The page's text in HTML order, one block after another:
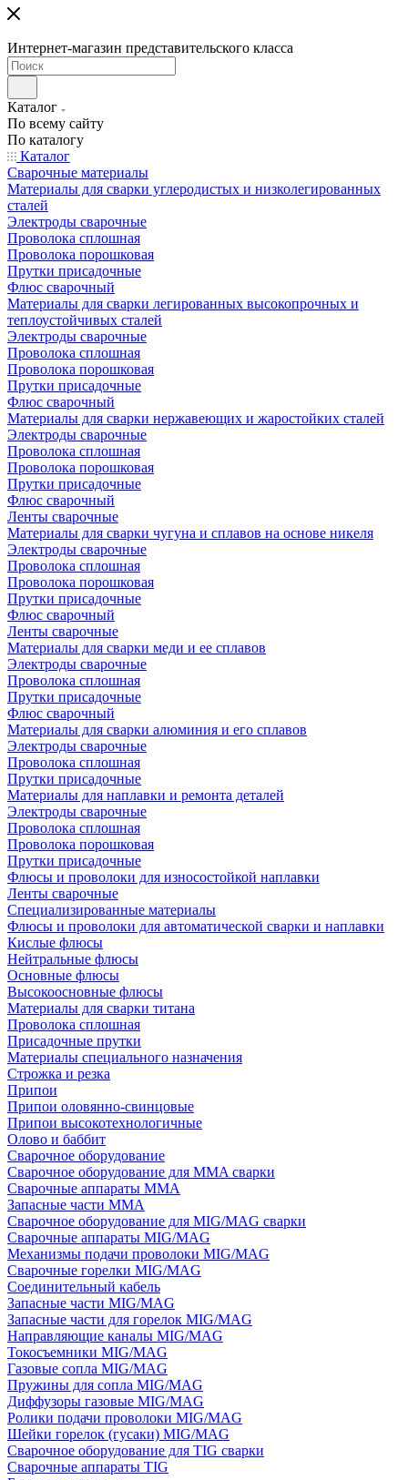
Интернет-магазин представительского класса
Каталог
По всему сайту
По каталогу
Каталог
Сварочные материалы
Материалы для сварки углеродистых и низколегированных
сталей
Электроды сварочные
Проволока сплошная
Проволока порошковая
Прутки присадочные
Флюс сварочный
Материалы для сварки легированных высокопрочных и
теплоустойчивых сталей
Электроды сварочные
Проволока сплошная
Проволока порошковая
Прутки присадочные
Флюс сварочный
Материалы для сварки нержавеющих и жаростойких сталей
Электроды сварочные
Проволока сплошная
Проволока порошковая
Прутки присадочные
Флюс сварочный
Ленты сварочные
Материалы для сварки чугуна и сплавов на основе никеля
Электроды сварочные
Проволока сплошная
Проволока порошковая
Прутки присадочные
Флюс сварочный
Ленты сварочные
Материалы для сварки меди и ее сплавов
Электроды сварочные
Проволока сплошная
Прутки присадочные
Флюс сварочный
Материалы для сварки алюминия и его сплавов
Электроды сварочные
Проволока сплошная
Прутки присадочные
Материалы для наплавки и ремонта деталей
Электроды сварочные
Проволока сплошная
Проволока порошковая
Прутки присадочные
Флюсы и проволоки для износостойкой наплавки
Ленты сварочные
Специализированные материалы
Флюсы и проволоки для автоматической сварки и наплавки
Кислые флюсы
Нейтральные флюсы
Основные флюсы
Высокоосновные флюсы
Материалы для сварки титана
Проволока сплошная
Присадочные прутки
Материалы специального назначения
Строжка и резка
Припои
Припои оловянно-свинцовые
Припои высокотехнологичные
Олово и баббит
Сварочное оборудование
Сварочное оборудование для MMA сварки
Сварочные аппараты MMA
Запасные части MMA
Сварочное оборудование для MIG/MAG сварки
Сварочные аппараты MIG/MAG
Механизмы подачи проволоки MIG/MAG
Сварочные горелки MIG/MAG
Соединительный кабель
Запасные части MIG/MAG
Запасные части для горелок MIG/MAG
Направляющие каналы MIG/MAG
Токосъемники MIG/MAG
Газовые сопла MIG/MAG
Пружины для сопла MIG/MAG
Диффузоры газовые MIG/MAG
Ролики подачи проволоки MIG/MAG
Шейки горелок (гусаки) MIG/MAG
Сварочное оборудование для TIG сварки
Сварочные аппараты TIG